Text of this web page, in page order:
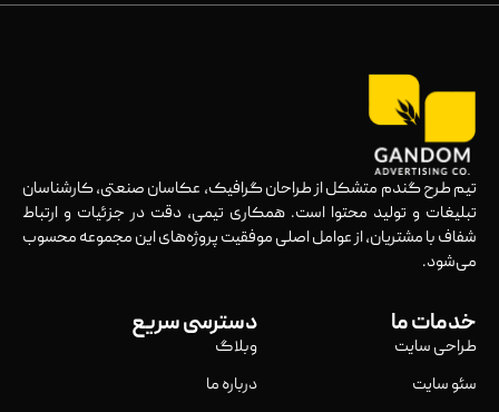
تیم طرح گندم متشکل از طراحان گرافیک، عکاسان صنعتی، کارشناسان
تبلیغات و تولید محتوا است. همکاری تیمی، دقت در جزئیات و ارتباط
شفاف با مشتریان، از عوامل اصلی موفقیت پروژه‌های این مجموعه محسوب
می‌شود.
خدمات ما
طراحی سایت
سئو سایت
دسترسی سریع
وبلاگ
درباره ما